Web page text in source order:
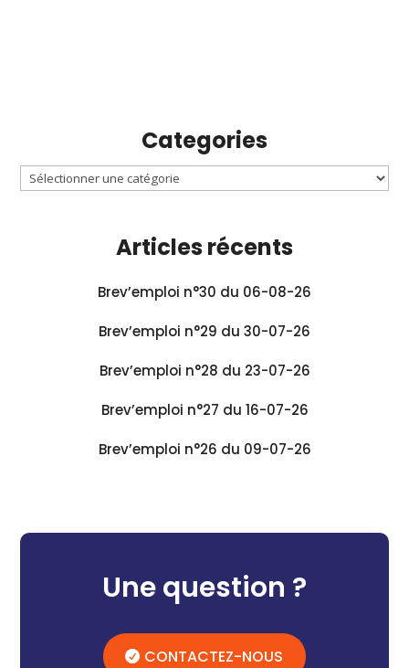
Categories
Articles récents
Brev’emploi n°30 du 06-08-26
Brev’emploi n°29 du 30-07-26
Brev’emploi n°28 du 23-07-26
Brev’emploi n°27 du 16-07-26
Brev’emploi n°26 du 09-07-26
Une question ?
CONTACTEZ-NOUS